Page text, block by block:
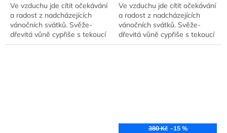
Ve vzduchu jde cítit očekávání
a radost z nadcházejících
vánočních svátků. Svěže-
dřevitá vůně cypřiše s tekoucí
pryskyřicí...
Ve vzduchu jde cítit očekávání
a radost z nadcházejících
vánočních svátků. Svěže-
dřevitá vůně cypřiše s tekoucí
pryskyřicí...
380 Kč –15 %